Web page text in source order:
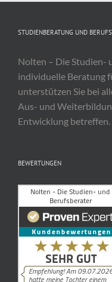
STUDIENBERATUNG UND
Nolten – Die Studien-
individuelle Beratung
unterstützen Sie bei
Aus- und
Entwicklung betreffen.
BEWERTUNGEN